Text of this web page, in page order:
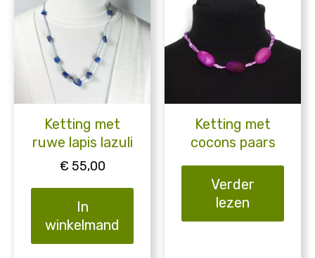
Ketting met
ruwe lapis lazuli
€ 55,00
In
winkelmand
Ketting met
cocons paars
Verder
lezen